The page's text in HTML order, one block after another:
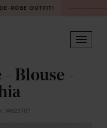
ROBE OUTFIT!
Toggle
- Blouse -
14823707